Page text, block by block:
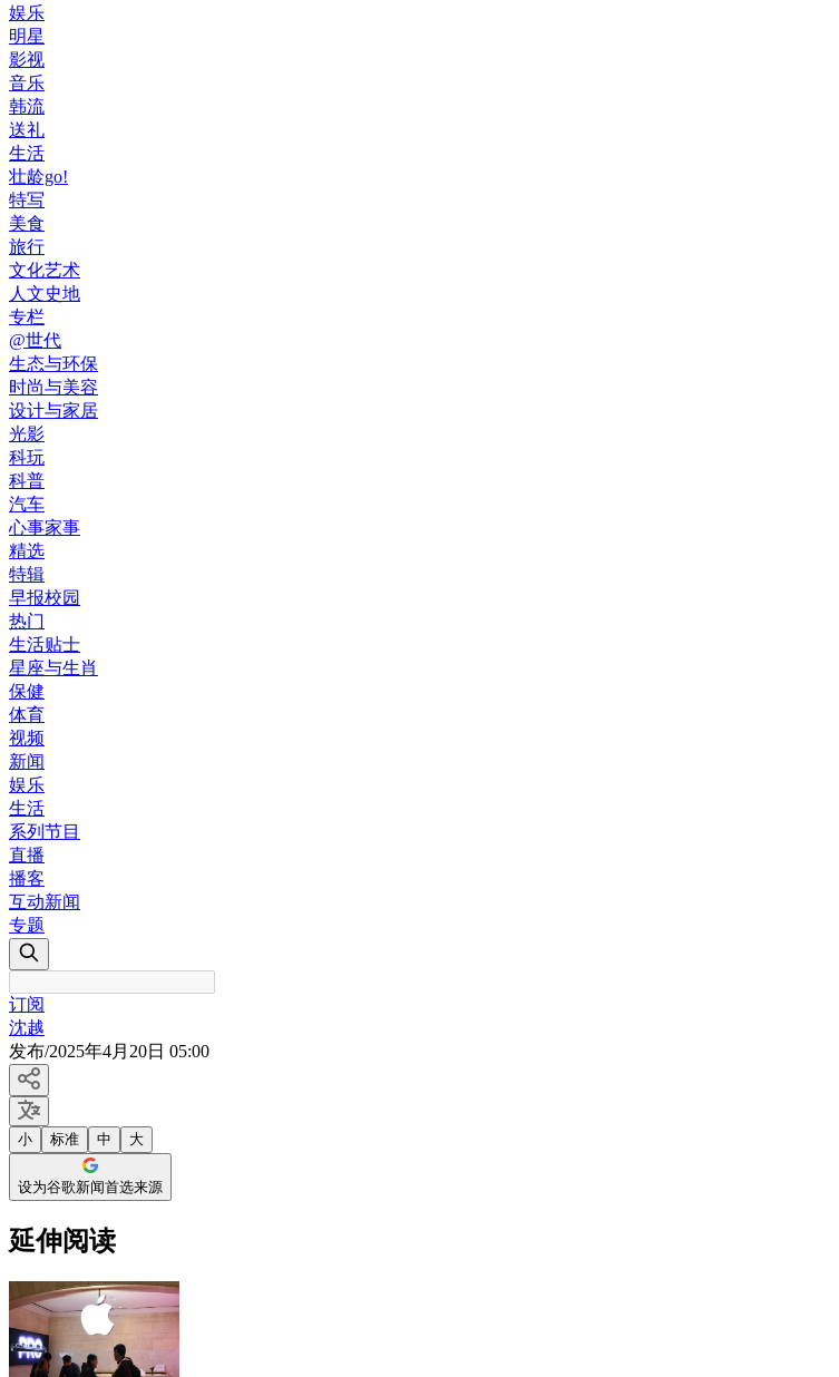
娱乐
明星
影视
音乐
韩流
送礼
生活
壮龄go!
特写
美食
旅行
文化艺术
人文史地
专栏
@世代
生态与环保
时尚与美容
设计与家居
光影
科玩
科普
汽车
心事家事
精选
特辑
早报校园
热门
生活贴士
星座与生肖
保健
体育
视频
新闻
娱乐
生活
系列节目
直播
播客
互动新闻
专题
订阅
沈越
发布/2025年4月20日 05:00
小 标准 中 大
设为谷歌新闻首选来源
延伸阅读